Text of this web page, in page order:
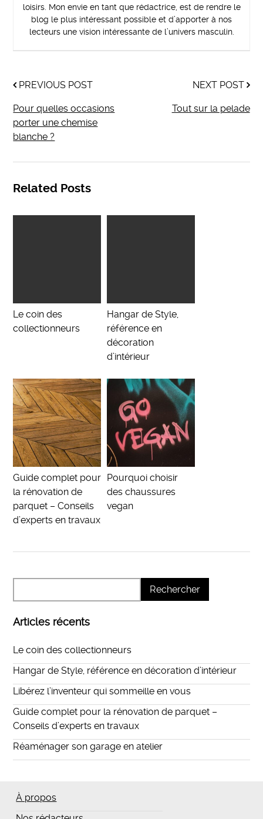
loisirs. Mon envie en tant que rédactrice, est de rendre le
blog le plus intéressant possible et d’apporter à nos
lecteurs une vision intéressante de l’univers masculin.
PREVIOUS POST
Pour quelles occasions
porter une chemise
blanche ?
NEXT POST
Tout sur la pelade
Related Posts
Le coin des
collectionneurs
Hangar de Style,
référence en
décoration
d’intérieur
Guide complet pour
la rénovation de
parquet – Conseils
d’experts en travaux
Pourquoi choisir
des chaussures
vegan
Articles récents
Le coin des collectionneurs
Hangar de Style, référence en décoration d’intérieur
Libérez l’inventeur qui sommeille en vous
Guide complet pour la rénovation de parquet –
Conseils d’experts en travaux
Réaménager son garage en atelier
À propos